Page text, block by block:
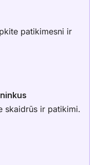
patikimesni ir
skaidrūs ir patikimi.